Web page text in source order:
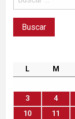
L M
3
4
10
11